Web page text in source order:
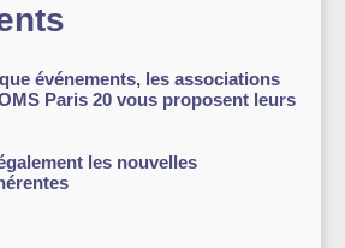
événements, les associations
Paris 20 vous proposent leurs
les nouvelles